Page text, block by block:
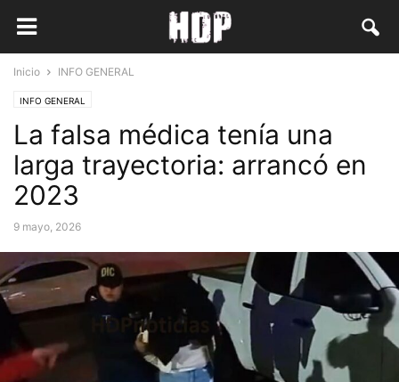
Inicio INFO GENERAL
INFO GENERAL
La falsa médica tenía una
larga trayectoria: arrancó en
2023
9 mayo, 2026